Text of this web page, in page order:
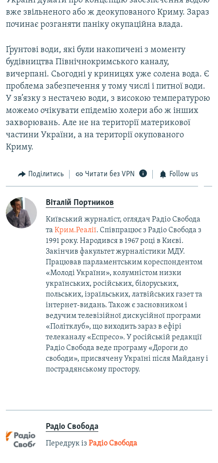
вже звільненого або ж деокупованого Криму. Зараз
починає розганяти паніку окупаційна влада.
Ґрунтові води, які були накопичені з моменту
будівництва Північнокримського каналу,
вичерпані. Сьогодні у криницях уже солена вода. Є
проблема забезпечення у тому числі і питної води.
У зв’язку з нестачею води, з високою температурою
можемо очікувати епідемію холери або ж інших
захворювань. Але не на території материкової
частини України, а на території окупованого
Криму.
Поділитись Читати без VPN Follow us
Віталій Портников
Київський журналіст, оглядач Радіо Свобода
та Крим.Реалії. Співпрацює з Радіо Свобода з
1991 року. Народився в 1967 році в Києві.
Закінчив факультет журналістики МДУ.
Працював парламентським кореспондентом
«Молоді України», колумністом низки
українських, російських, білоруських,
польських, ізраїльських, латвійських газет та
інтернет-видань. Також є засновником і
ведучим телевізійної дискусійної програми
«Політклуб», що виходить зараз в ефірі
телеканалу «Еспресо». У російській редакції
Радіо Свобода веде програму «Дороги до
свободи», присвячену Україні після Майдану і
пострадянському простору.
Радіо Свобода
Передрук із Радіо Свобода